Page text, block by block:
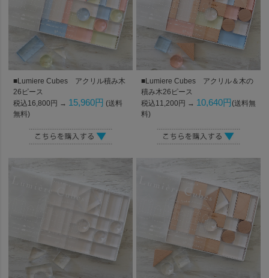
■Lumiere Cubes アクリル積み木
26ピース
税込16,800円 → 15,960円 (送料
無料)
■Lumiere Cubes アクリル＆木の
積み木26ピース
税込11,200円 → 10,640円 (送料無
料)